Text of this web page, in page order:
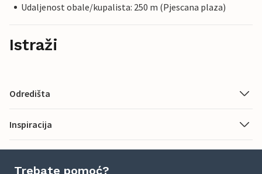
Udaljenost obale/kupalista: 250 m (Pjescana plaza)
Istraži
Odredišta
Inspiracija
Trebate pomoć?